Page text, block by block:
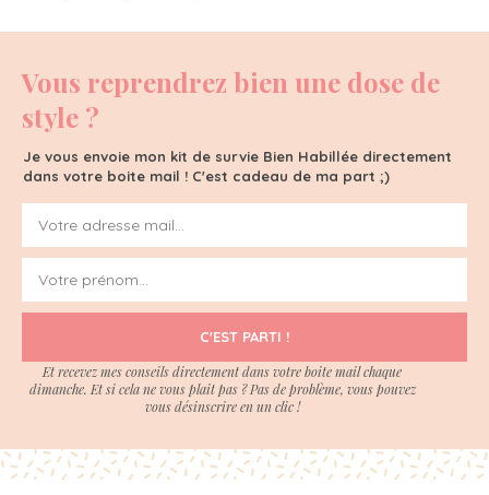
Vous reprendrez bien une dose de
style ?
Je vous envoie mon kit de survie Bien Habillée directement
dans votre boite mail ! C'est cadeau de ma part ;)
C'EST PARTI !
Et recevez mes conseils directement dans votre boite mail chaque
dimanche. Et si cela ne vous plait pas ? Pas de problème, vous pouvez
vous désinscrire en un clic !